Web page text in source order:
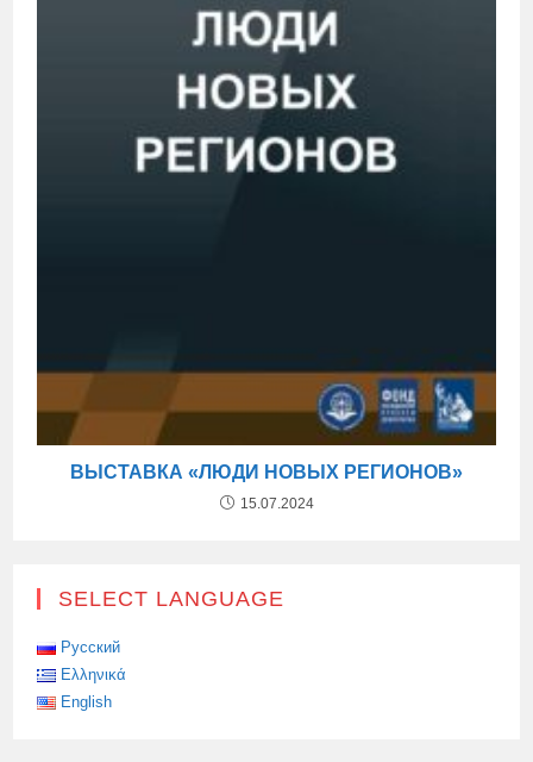
ВЫСТАВКА «ЛЮДИ НОВЫХ РЕГИОНОВ»
15.07.2024
SELECT LANGUAGE
Русский
Ελληνικά
English